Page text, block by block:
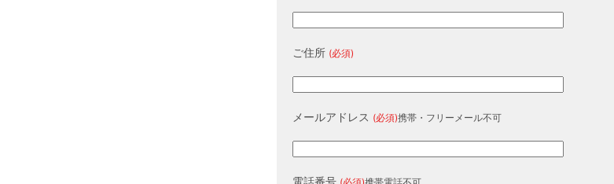
ご住所 (必須)
メールアドレス (必須)携帯・フリーメール不可
電話番号